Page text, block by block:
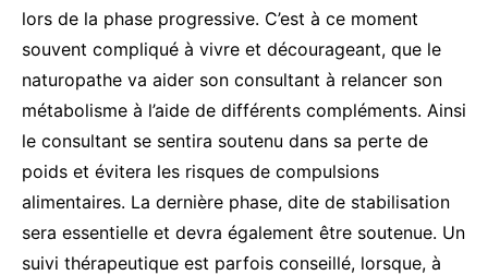
lors de la phase progressive. C’est à ce moment
souvent compliqué à vivre et décourageant, que le
naturopathe va aider son consultant à relancer son
métabolisme à l’aide de différents compléments. Ainsi
le consultant se sentira soutenu dans sa perte de
poids et évitera les risques de compulsions
alimentaires. La dernière phase, dite de stabilisation
sera essentielle et devra également être soutenue. Un
suivi thérapeutique est parfois conseillé, lorsque, à